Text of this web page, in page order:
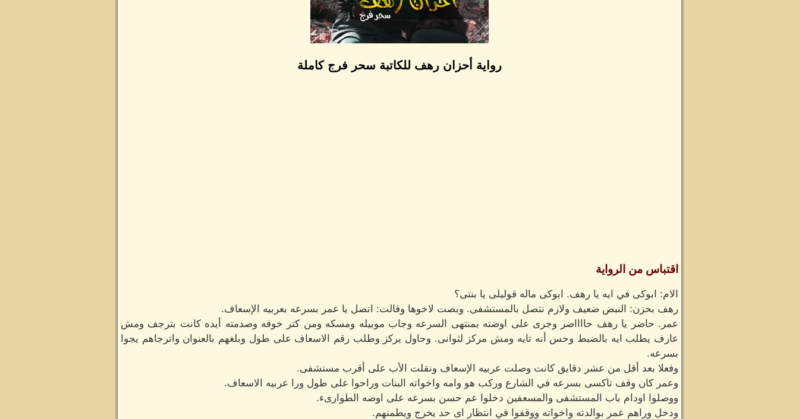
رواية أحزان رهف للكاتبة سحر فرج كاملة
اقتباس من الرواية
الام: ابوكى في ايه يا رهف. ابوكى ماله قوليلى يا بنتى؟
رهف بحزن: النبض ضعيف ولازم نتصل بالمستشفى. وبصت لاخوها وقالت: اتصل يا عمر بسرعه بعربيه الإسعاف.
عمر. حاضر يا رهف حااااضر وجرى على اوضته بمنتهى السرعه وجاب موبيله ومسكه ومن كتر خوفه وصدمته أيده كانت بترجف ومش
عارف يطلب ايه بالضبط وحس أنه تايه ومش مركز لثوانى. وحاول يركز وطلب رقم الاسعاف على طول وبلغهم بالعنوان واترجاهم يجوا
بسرعه.
وفعلا بعد أقل من عشر دقايق كانت وصلت عربيه الإسعاف ونقلت الأب على أقرب مستشفى.
وعمر كان وقف تاكسى بسرعه في الشارع وركب هو وامه واخواته البنات وراحوا على طول ورا عربيه الاسعاف.
ووصلوا اودام باب المستشفى والمسعفين دخلوا عم حسن بسرعه على اوضه الطوارىء.
ودخل وراهم عمر بوالدته واخواته ووقفوا في انتظار اى حد يخرج ويطمنهم.